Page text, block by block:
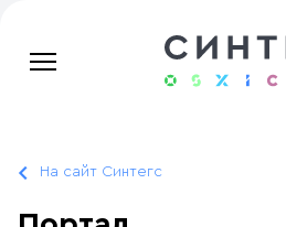
На сайт Синтегс